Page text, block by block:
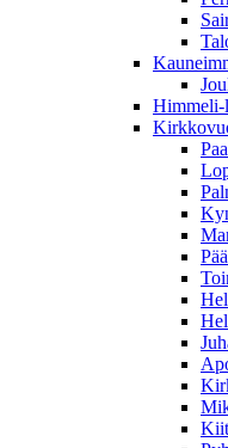
Himmeli-